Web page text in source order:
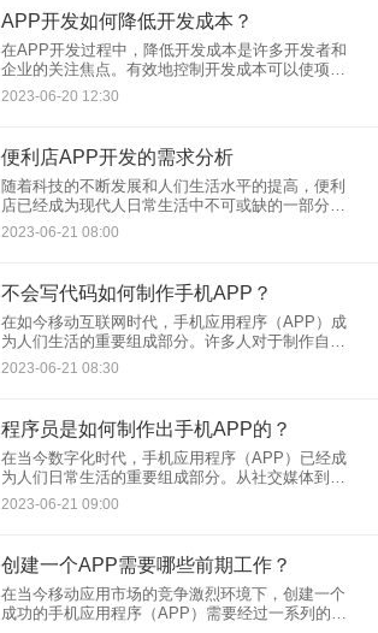
APP开发如何降低开发成本？
在APP开发过程中，降低开发成本是许多开发者和
企业的关注焦点。有效地控制开发成本可以使项目
更具可行性，并提高回报率。以下是一些可以帮助
您降低APP开发成本的策略和方法：
2023-06-20 12:30
便利店APP开发的需求分析
随着科技的不断发展和人们生活水平的提高，便利
店已经成为现代人日常生活中不可或缺的一部分。
为了满足用户的需求和提供更便捷的购物体验，许
多便利店开始开发自己的移动应用程序（APP）。
2023-06-21 08:00
不会写代码如何制作手机APP？
在如今移动互联网时代，手机应用程序（APP）成
为人们生活的重要组成部分。许多人对于制作自己
的手机APP充满了兴趣，但受制于技术门槛，不会
写代码的人可能会感到困惑。然而，即使没有编程
2023-06-21 08:30
程序员是如何制作出手机APP的？
在当今数字化时代，手机应用程序（APP）已经成
为人们日常生活的重要组成部分。从社交媒体到电
子商务，从家政服务到生活娱乐，各种各样的APP
为用户提供了便利和娱乐。那么，程序员是如何制
2023-06-21 09:00
创建一个APP需要哪些前期工作？
在当今移动应用市场的竞争激烈环境下，创建一个
成功的手机应用程序（APP）需要经过一系列的前